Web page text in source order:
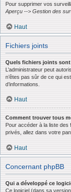
Pour supprimer vos
Aperçu --> Gestion des
Haut
Fichiers joints
Quels fichiers joints
L’administrateur peut
n’êtes pas sûr de ce qui
d’informations.
Haut
Comment trouver tous
Pour accéder à la liste
privés, allez dans votre
Haut
Concernant phpBB
Qui a développé ce
Ce logiciel (dans sa